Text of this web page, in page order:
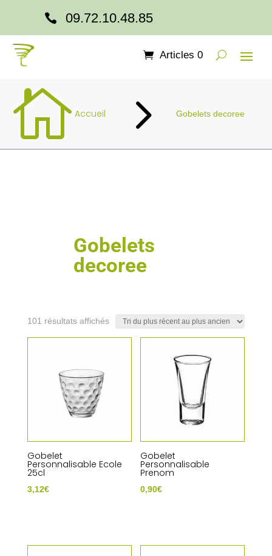
 09.72.10.48.85
Articles 0
 Accueil 5 Gobelets decoree
Gobelets
decoree
101 résultats affichésTrié
Gobelet
Personnalisable Ecole
25cl
3,12€
Gobelet
Personnalisable
Prenom
0,90€